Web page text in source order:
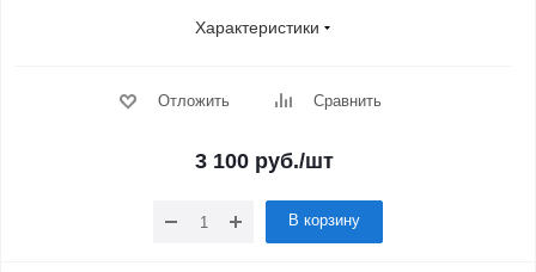
Характеристики
Отложить Сравнить
3 100руб./шт
В корзину